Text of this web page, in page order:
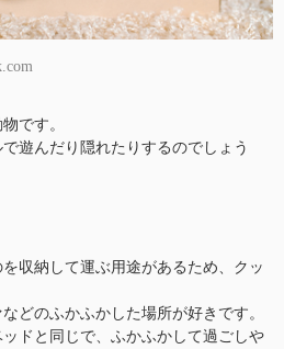
です。
遊んだり隠れたりするのでしょう
収納して運ぶ用途があるため、クッ
どのふかふかした場所が好きです。
ドと同じで、ふかふかして過ごしや